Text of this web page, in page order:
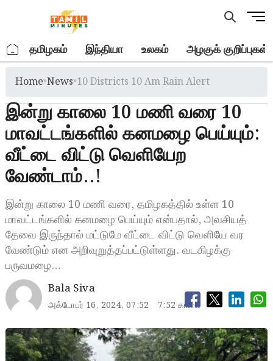
M
u
n
. தமிழகம் இந்தியா உலகம் அழகுக் குறிப்புகள்
Home»News»10 Districts 10 Am Rain Alert
இன்று காலை 10 மணி வரை 10
மாவட்டங்களில் கனமழை பெய்யும்:
வீட்டை விட்டு வெளியேற
வேண்டாம்..!
இன்று காலை 10 மணி வரை, தமிழகத்தில் உள்ள 10
மாவட்டங்களில் கனமழை பெய்யும் என்பதால், அவசியத்
தேவை இருந்தால் மட்டுமே வீட்டை விட்டு வெளியே வர
வேண்டும் என அறிவுறுத்தப்பட்டுள்ளது. வடகிழக்கு
பருவமழை…
Bala Siva
அக்டோபர் 16, 2024, 07:52 7:52 காலை